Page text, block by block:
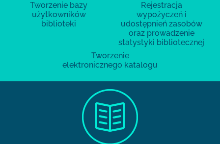
Tworzenie bazy
użytkowników
biblioteki
Rejestracja
wypożyczeń i
udostępnień zasobów
oraz prowadzenie
statystyki bibliotecznej
Tworzenie
elektronicznego katalogu